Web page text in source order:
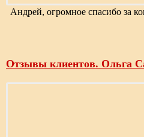
Андрей, огромное спасибо за
Отзывы клиентов. Ольга